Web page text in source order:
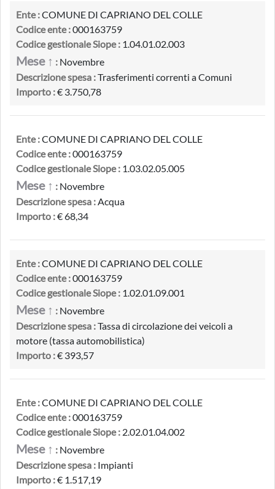
Ente :COMUNE DI CAPRIANO DEL COLLE
Codice ente :000163759
Codice gestionale Siope : 1.04.01.02.003
Mese ↑ : Novembre
Descrizione spesa :Trasferimenti correnti a Comuni
Importo :€ 3.750,78
Ente :COMUNE DI CAPRIANO DEL COLLE
Codice ente :000163759
Codice gestionale Siope : 1.03.02.05.005
Mese ↑ : Novembre
Descrizione spesa :Acqua
Importo :€ 68,34
Ente :COMUNE DI CAPRIANO DEL COLLE
Codice ente :000163759
Codice gestionale Siope : 1.02.01.09.001
Mese ↑ : Novembre
Descrizione spesa :Tassa di circolazione dei veicoli a
motore (tassa automobilistica)
Importo :€ 393,57
Ente :COMUNE DI CAPRIANO DEL COLLE
Codice ente :000163759
Codice gestionale Siope : 2.02.01.04.002
Mese ↑ : Novembre
Descrizione spesa : Impianti
Importo :€ 1.517,19